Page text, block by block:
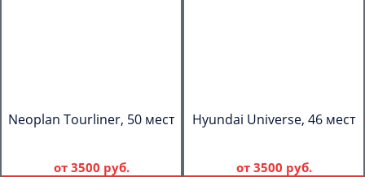
Neoplan Tourliner, 50 мест
от 3500 руб.
Hyundai Universe, 46 мест
от 3500 руб.